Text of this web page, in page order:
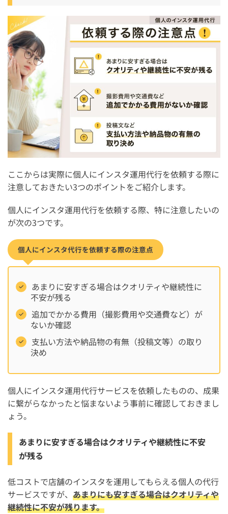
ここからは実際に個人にインスタ運用代行を依頼する際に
注意しておきたい3つのポイントをご紹介します。
個人にインスタ運用代行を依頼する際、特に注意したいの
が次の3つです。
個人にインスタ代行を依頼する際の注意点
あまりに安すぎる場合はクオリティや継続性に
不安が残る
追加でかかる費用（撮影費用や交通費など）が
ないか確認
支払い方法や納品物の有無（投稿文等）の取り
決め
個人にインスタ運用代行サービスを依頼したものの、成果
に繋がらなかったと悩まないよう事前に確認しておきまし
ょう。
あまりに安すぎる場合はクオリティや継続性に不安
が残る
低コストで店舗のインスタを運用してもらえる個人の代行
サービスですが、 あまりにも安すぎる場合はクオリティや
継続性に不安が残ります。